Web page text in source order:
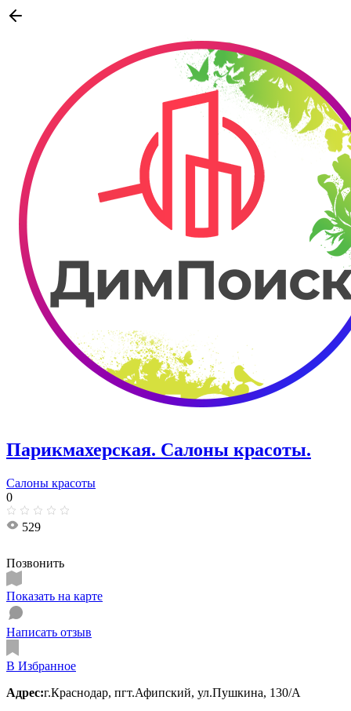
Парикмахерская. Салоны красоты.
Салоны красоты
0
529
Позвонить
Показать на карте
Написать отзыв
В Избранное
Адрес:г.Краснодар, пгт.Афипский, ул.Пушкина, 130/А